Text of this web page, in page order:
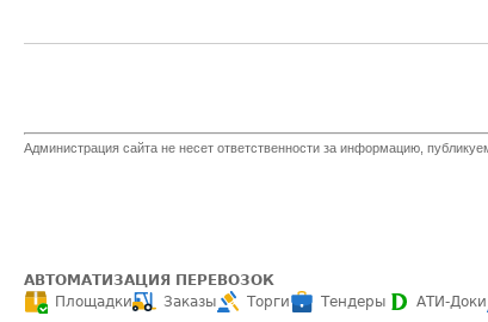
Администрация сайта не несет ответственности за информацию,
АВТОМАТИЗАЦИЯ ПЕРЕВОЗОК
Площадки
Заказы Торги Тендеры АТИ-Доки